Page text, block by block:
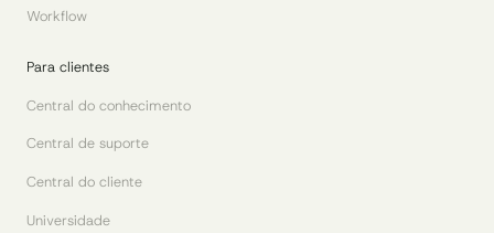
Workflow
Para clientes
Central do conhecimento
Central de suporte
Central do cliente
Universidade